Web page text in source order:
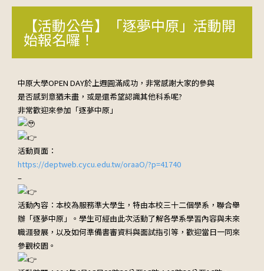
【活動公告】「逐夢中原」活動開
始報名囉！
中原大學OPEN DAY於上週圓滿成功，非常感謝大家的參與
是否感到意猶未盡，或是還希望認識其他科系呢?
非常歡迎來參加「逐夢中原」
活動頁面：
https://deptweb.cycu.edu.tw/oraaO/?p=41740
–
活動內容：本校為服務準大學生，特由本校三十二個學系，聯合舉
辦「逐夢中原」。學生可經由此次活動了解各學系學習內容與未來
職涯發展，以及如何準備書審資料與面試指引等，歡迎當日一同來
參觀校園。